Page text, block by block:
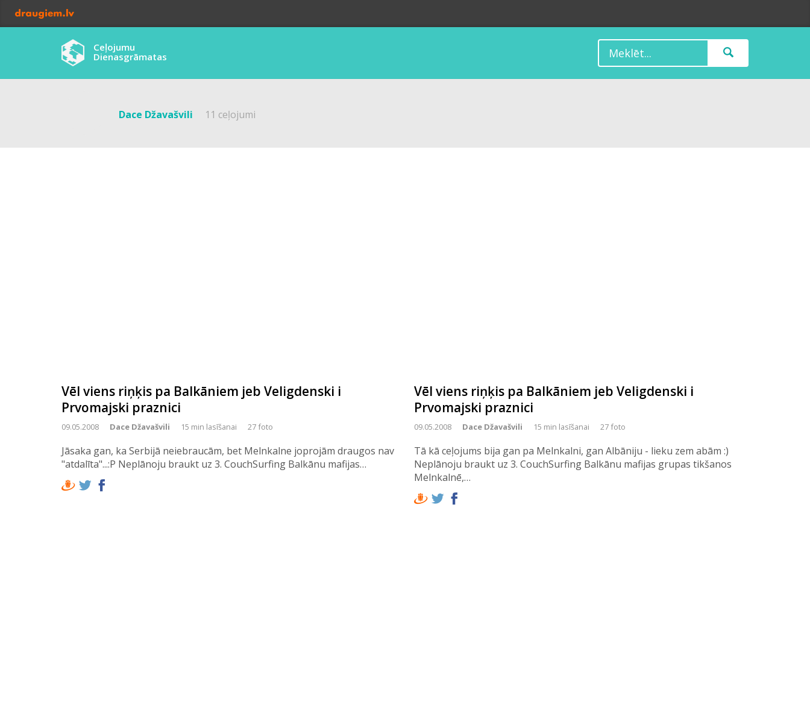
Ceļojumu
Dienasgrāmatas
Dace Džavašvili 11 ceļojumi
Vēl viens riņķis pa Balkāniem jeb Veligdenski i
Prvomajski praznici
09.05.2008 Dace Džavašvili 15 min lasīšanai 27 foto
Jāsaka gan, ka Serbijā neiebraucām, bet Melnkalne joprojām draugos nav
"atdalīta"...:P Neplānoju braukt uz 3. CouchSurfing Balkānu mafijas…
Vēl viens riņķis pa Balkāniem jeb Veligdenski i
Prvomajski praznici
09.05.2008 Dace Džavašvili 15 min lasīšanai 27 foto
Tā kā ceļojums bija gan pa Melnkalni, gan Albāniju - lieku zem abām :)
Neplānoju braukt uz 3. CouchSurfing Balkānu mafijas grupas tikšanos
Melnkalnē,…